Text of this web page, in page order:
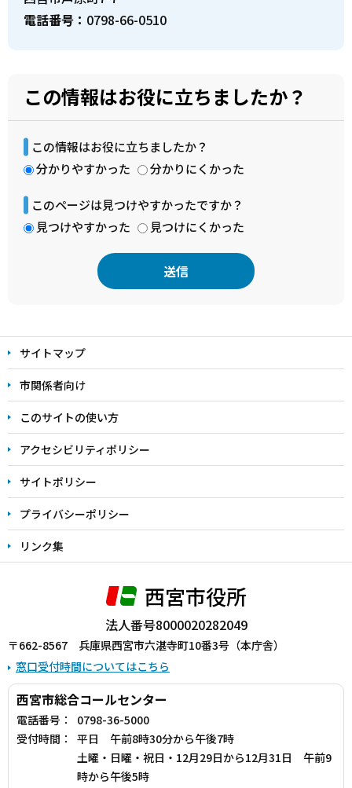
電話番号： 0798-66-0510
この情報はお役に立ちましたか？
この情報はお役に立ちましたか？
分かりやすかった
分かりにくかった
このページは見つけやすかったですか？
見つけやすかった
見つけにくかった
文
こ
こ
ま
で
サイトマップ
市関係者向け
このサイトの使い方
アクセシビリティポリシー
サイトポリシー
プライバシーポリシー
リンク集
西宮市役所
法人番号8000020282049
〒662-8567 兵庫県西宮市六湛寺町10番3号（本庁舎）
窓口受付時間についてはこちら
西宮市総合コールセンター
電話番号：
0798-36-5000
受付時間：
平日 午前8時30分から午後7時
土曜・日曜・祝日・12月29日から12月31日 午前9
時から午後5時